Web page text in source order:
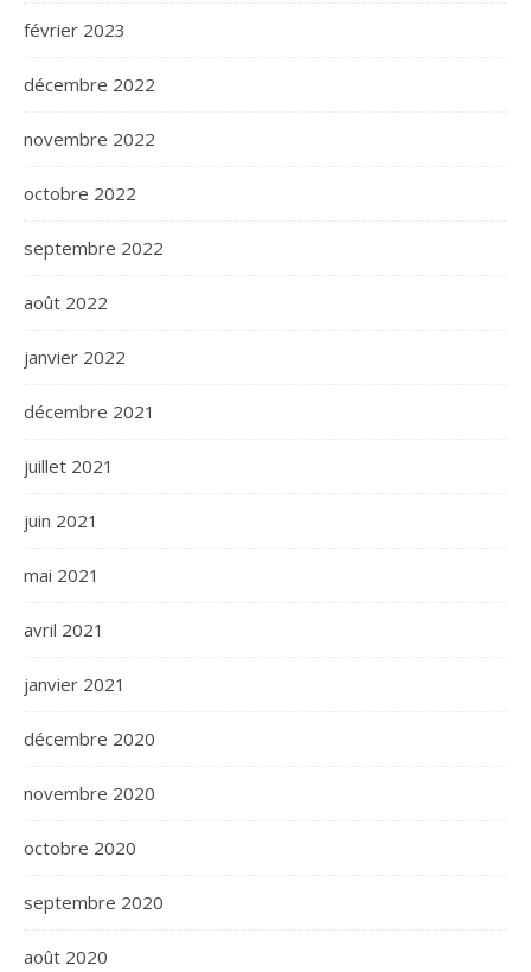
février 2023
décembre 2022
novembre 2022
octobre 2022
septembre 2022
août 2022
janvier 2022
décembre 2021
juillet 2021
juin 2021
mai 2021
avril 2021
janvier 2021
décembre 2020
novembre 2020
octobre 2020
septembre 2020
août 2020